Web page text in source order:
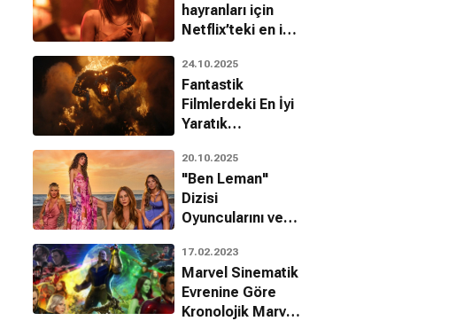
hayranları için
Netflix’teki en iyi
24.10.2025
Fantastik
Filmlerdeki En İyi
Yaratık
20.10.2025
"Ben Leman"
Dizisi
Oyuncularını ve
Tanıyalım!
17.02.2023
Marvel Sinematik
Evrenine Göre
Kronolojik Marvel